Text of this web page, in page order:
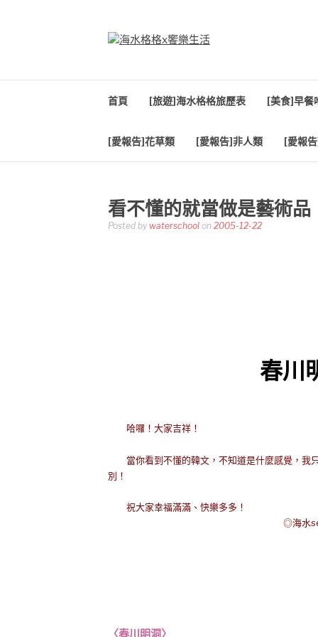
首頁 [旅遊]海水格格旅歷表 [美食]早餐
[愛報告]花草類 [愛報告]非人類 [愛報
看不懂的就當做是藝術品
Posted by waterschool on 2005-12-22
春川
哈囉！大家吉祥！
當你看到不懂的韓文，不知道是什麼感覺，我
別！
祝大家幸福滿滿、快樂多多！
◎海水
〈春川明洞〉